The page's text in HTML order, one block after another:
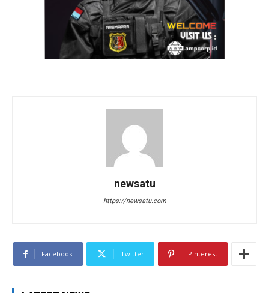
newsatu
https://newsatu.com
Facebook Twitter Pinterest